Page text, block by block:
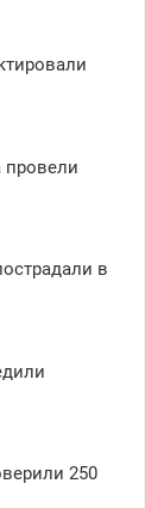
провели
в
250